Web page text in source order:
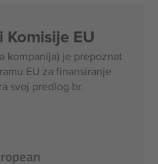
EU
kompanija) je prepoznat
EU za finansiranje
svoj predlog br.